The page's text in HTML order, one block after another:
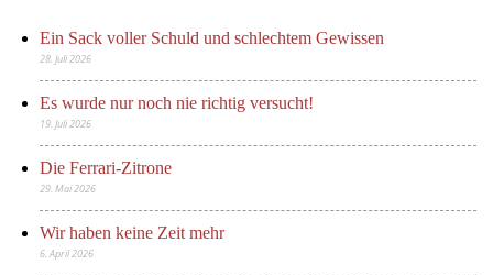
Ein Sack voller Schuld und schlechtem Gewissen
28. Juli 2026
Es wurde nur noch nie richtig versucht!
19. Juli 2026
Die Ferrari-Zitrone
29. Mai 2026
Wir haben keine Zeit mehr
6. April 2026